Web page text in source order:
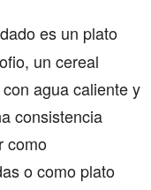
es un plato
un cereal
agua caliente y
consistencia
como
o como plato